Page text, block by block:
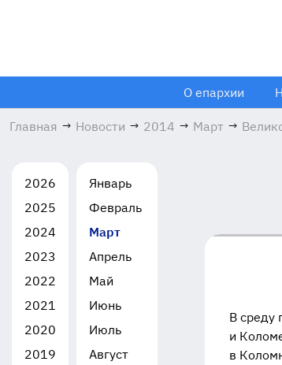
О епархии
Главная → Новости → 2014 → Март →
2026
2025
2024
2023
2022
2021
2020
2019
Январь
Февраль
Март
Апрель
Май
Июнь
Июль
Август
В среду
и
в